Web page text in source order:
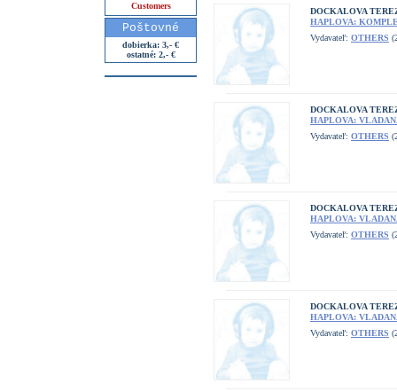
Customers
Poštovné
dobierka: 3,- €
ostatné: 2,- €
DOCKALOVA
HAPLOVA:
Vydavateľ: OTHERS
DOCKALOVA
HAPLOVA:
Vydavateľ: OTHERS
DOCKALOVA
HAPLOVA:
Vydavateľ: OTHERS
DOCKALOVA
HAPLOVA:
Vydavateľ: OTHERS